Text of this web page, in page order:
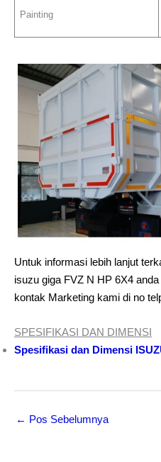
Painting
Untuk informasi lebih lanjut
isuzu giga FVZ N HP 6X4
kontak Marketing kami di no
SPESIFIKASI DAN DIMENSI
Spesifikasi dan Dimensi
← Pos Sebelumnya